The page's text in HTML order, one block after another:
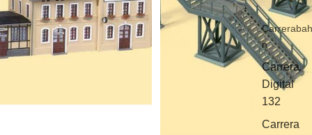
Carrerabah
n
Carrera
Digital
132
Carrera